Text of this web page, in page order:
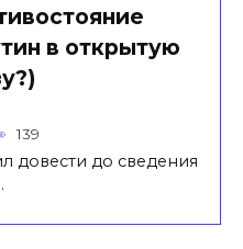
в открытую
139
довести до сведения